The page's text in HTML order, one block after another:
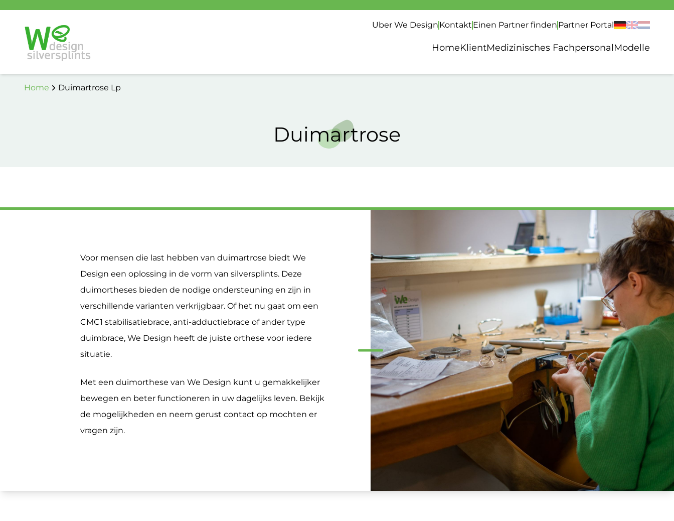
Uber We Design Kontakt Einen Partner finden Partner Portal
HomeKlientMedizinisches FachpersonalModelle
Home Duimartrose Lp
Duimartrose
Voor mensen die last hebben van duimartrose biedt We
Design een oplossing in de vorm van silversplints. Deze
duimortheses bieden de nodige ondersteuning en zijn in
verschillende varianten verkrijgbaar. Of het nu gaat om een
CMC1 stabilisatiebrace, anti-adductiebrace of ander type
duimbrace, We Design heeft de juiste orthese voor iedere
situatie.
Met een duimorthese van We Design kunt u gemakkelijker
bewegen en beter functioneren in uw dagelijks leven. Bekijk
de mogelijkheden en neem gerust contact op mochten er
vragen zijn.